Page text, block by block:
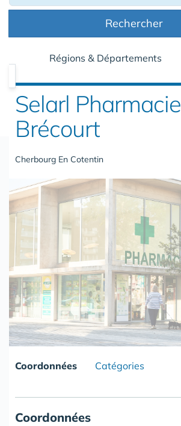
Rechercher
Régions & Départements
Selarl Pharmacie
Brécourt
Cherbourg En Cotentin
Coordonnées Catégories
Coordonnées